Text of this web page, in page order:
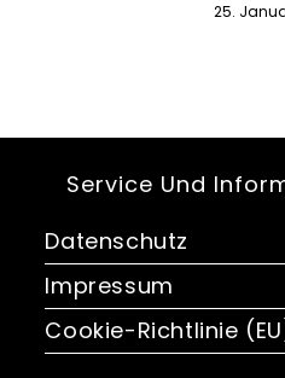
25.
Service Und
Datenschutz
Impressum
Cookie-Richtlinie